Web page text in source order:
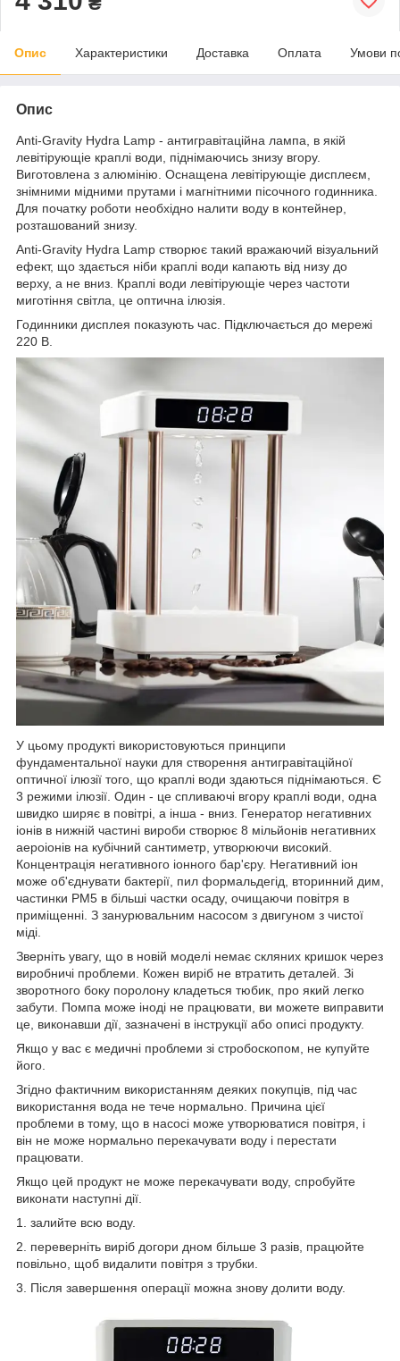
Опис Характеристики Доставка Оплата Умови
Опис
Anti-Gravity Hydra Lamp - антигравітаційна лампа, в якій
левітірующіе краплі води, піднімаючись знизу вгору.
Виготовлена з алюмінію. Оснащена левітірующіе дисплеєм,
знімними мідними прутами і магнітними пісочного годинника.
Для початку роботи необхідно налити воду в контейнер,
розташований знизу.
Anti-Gravity Hydra Lamp створює такий вражаючий візуальний
ефект, що здається ніби краплі води капають від низу до
верху, а не вниз. Краплі води левітірующіе через частоти
миготіння світла, це оптична ілюзія.
Годинники дисплея показують час. Підключається до мережі
220 В.
У цьому продукті використовуються принципи
фундаментальної науки для створення антигравітаційної
оптичної ілюзії того, що краплі води здаються піднімаються. Є
3 режими ілюзії. Один - це спливаючі вгору краплі води, одна
швидко ширяє в повітрі, а інша - вниз. Генератор негативних
іонів в нижній частині вироби створює 8 мільйонів негативних
аероіонів на кубічний сантиметр, утворюючи високий.
Концентрація негативного іонного бар'єру. Негативний іон
може об'єднувати бактерії, пил формальдегід, вторинний дим,
частинки PM5 в більші частки осаду, очищаючи повітря в
приміщенні. З занурювальним насосом з двигуном з чистої
міді.
Зверніть увагу, що в новій моделі немає скляних кришок через
виробничі проблеми. Кожен виріб не втратить деталей. Зі
зворотного боку поролону кладеться тюбик, про який легко
забути. Помпа може іноді не працювати, ви можете виправити
це, виконавши дії, зазначені в інструкції або описі продукту.
Якщо у вас є медичні проблеми зі стробоскопом, не купуйте
його.
Згідно фактичним використанням деяких покупців, під час
використання вода не тече нормально. Причина цієї
проблеми в тому, що в насосі може утворюватися повітря, і
він не може нормально перекачувати воду і перестати
працювати.
Якщо цей продукт не може перекачувати воду, спробуйте
виконати наступні дії.
1. залийте всю воду.
2. переверніть виріб догори дном більше 3 разів, працюйте
повільно, щоб видалити повітря з трубки.
3. Після завершення операції можна знову долити воду.